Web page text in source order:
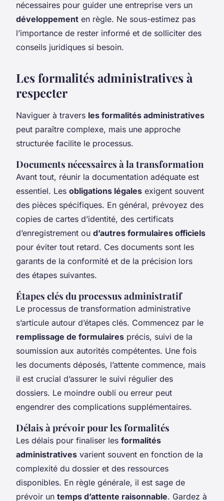
nécessaires pour guider une entreprise vers un
développement en règle. Ne sous-estimez pas
l’importance de rester informé et de solliciter des
conseils juridiques si besoin.
Les formalités administratives à
respecter
Naviguer à travers les formalités administratives
peut paraître complexe, mais une approche
structurée facilite le processus.
Documents nécessaires à la transformation
Avant tout, réunir la documentation adéquate est
essentiel. Les obligations légales exigent souvent
des pièces spécifiques. En général, prévoyez des
copies de cartes d’identité, des certificats
d’enregistrement ou d’autres formulaires officiels
pour éviter tout retard. Ces documents sont les
garants de la conformité et de la précision lors
des étapes suivantes.
Étapes clés du processus administratif
Le processus de transformation administrative
s’articule autour d’étapes clés. Commencez par le
remplissage de formulaires précis, suivi de la
soumission aux autorités compétentes. Une fois
les documents déposés, l’attente commence, mais
il est crucial d’assurer le suivi régulier des
dossiers. Le moindre oubli ou erreur peut
engendrer des complications supplémentaires.
Délais à prévoir pour les formalités
Les délais pour finaliser les formalités
administratives varient souvent en fonction de la
complexité du dossier et des ressources
disponibles. En règle générale, il est sage de
prévoir un temps d’attente raisonnable. Gardez à